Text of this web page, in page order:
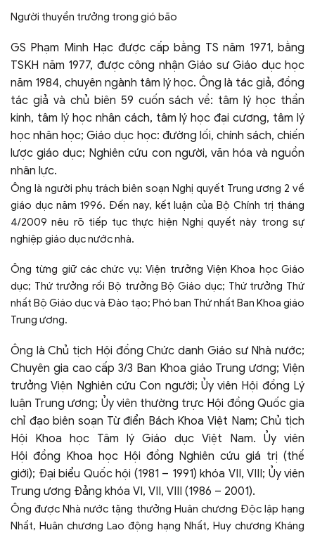
Người thuyền trưởng trong gió bão
GS Phạm Minh Hạc được cấp bằng TS năm 1971, bằng
TSKH năm 1977, được công nhận Giáo sư Giáo dục học
năm 1984, chuyên ngành tâm lý học. Ông là tác giả, đồng
tác giả và chủ biên 59 cuốn sách về: tâm lý học thần
kinh, tâm lý học nhân cách, tâm lý học đại cương, tâm lý
học nhân học; Giáo dục học: đường lối, chính sách, chiến
lược giáo dục; Nghiên cứu con người, văn hóa và nguồn
nhân lực.
Ông là người phụ trách biên soạn Nghị quyết Trung ương 2 về
giáo dục năm 1996. Đến nay, kết luận của Bộ Chính trị tháng
4/2009 nêu rõ tiếp tục thực hiện Nghị quyết này trong sự
nghiệp giáo dục nước nhà.
Ông từng giữ các chức vụ: Viện trưởng Viện Khoa học Giáo
dục; Thứ trưởng rồi Bộ trưởng Bộ Giáo dục; Thứ trưởng Thứ
nhất Bộ Giáo dục và Đào tạo; Phó ban Thứ nhất Ban Khoa giáo
Trung ương.
Ông là Chủ tịch Hội đồng Chức danh Giáo sư Nhà nước;
Chuyên gia cao cấp 3/3 Ban Khoa giáo Trung ương; Viện
trưởng Viện Nghiên cứu Con người; Ủy viên Hội đồng Lý
luận Trung ương; Ủy viên thường trực Hội đồng Quốc gia
chỉ đạo biên soạn Từ điển Bách Khoa Việt Nam; Chủ tịch
Hội Khoa học Tâm lý Giáo dục Việt Nam. Ủy viên
Hội đồng Khoa học Hội đồng Nghiên cứu giá trị (thế
giới); Đại biểu Quốc hội (1981 – 1991) khóa VII, VIII; Ủy viên
Trung ương Đảng khóa VI, VII, VIII (1986 – 2001).
Ông được Nhà nước tặng thưởng Huân chương Độc lập hạng
Nhất, Huân chương Lao động hạng Nhất, Huy chương Kháng